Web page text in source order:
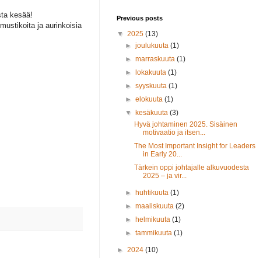
kesää!
ja aurinkoisia
Previous posts
▼ 2025 (13)
►joulukuuta(1)
►marraskuuta(1)
►lokakuuta(1)
►syyskuuta(1)
►elokuuta(1)
▼kesäkuuta(3)
Hyvä johtaminen 2025. Sisäinen
motivaatio ja itsen...
The Most Important Insight for Leaders
in Early 20...
Tärkein oppi johtajalle alkuvuodesta
2025 – ja vir...
►huhtikuuta(1)
►maaliskuuta(2)
►helmikuuta(1)
►tammikuuta(1)
► 2024 (10)